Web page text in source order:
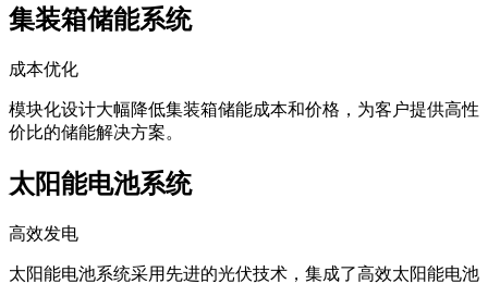
集装箱储能系统
成本优化
模块化设计大幅降低集装箱储能成本和价格，为客户提供高性
价比的储能解决方案。
太阳能电池系统
高效发电
太阳能电池系统采用先进的光伏技术，集成了高效太阳能电池